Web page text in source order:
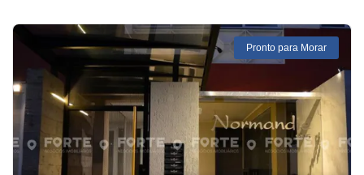
Pronto para Morar